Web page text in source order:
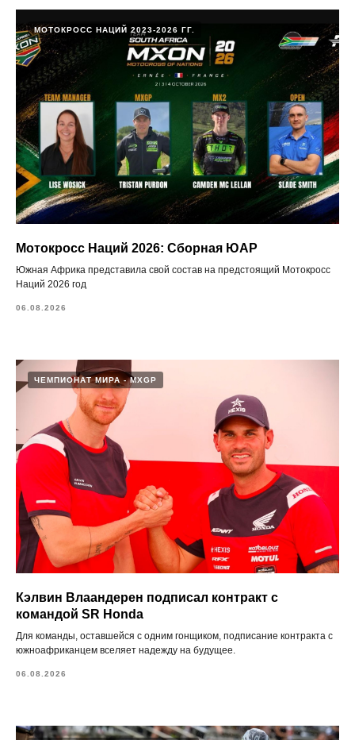
МОТОКРОСС НАЦИЙ 2023-2026 ГГ.
Мотокросс Наций 2026: Сборная ЮАР
Южная Африка представила свой состав на предстоящий Мотокросс
Наций 2026 год
06.08.2026
ЧЕМПИОНАТ МИРА - MXGP
Кэлвин Влаандерен подписал контракт с
командой SR Honda
Для команды, оставшейся с одним гонщиком, подписание контракта с
южноафриканцем вселяет надежду на будущее.
06.08.2026